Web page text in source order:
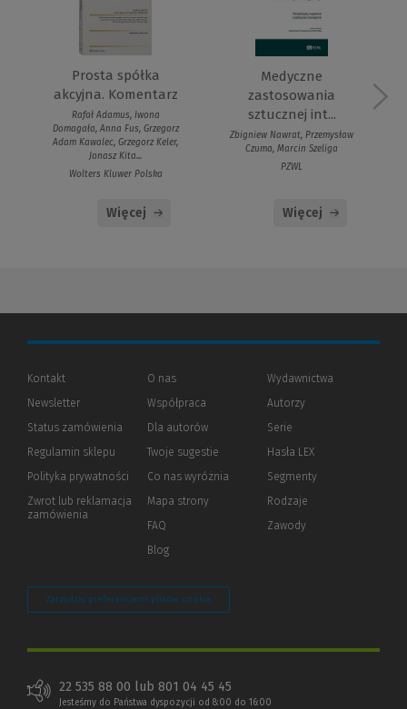
Prosta spółka
akcyjna. Komentarz
Rafał Adamus, Iwona
Domagała, Anna Fus, Grzegorz
Adam Kawalec, Grzegorz Keler,
Jonasz Kita...
Wolters Kluwer Polska
Więcej
Medyczne
zastosowania
sztucznej int...
Zbigniew Nawrat, Przemysław
Czuma, Marcin Szeliga
PZWL
Więcej
Kontakt
Newsletter
Status zamówienia
Regulamin sklepu
Polityka prywatności (Nowe
(Link
innej
Zwrot lub reklamacja
zamówienia
O nas
Współpraca
Dla autorów(Nowe
(Link
innej
strony)
Twoje sugestie
Co nas wyróżnia
Mapa strony
FAQ
Blog
Wydawnictwa
Autorzy
Serie
Hasła LEX
Segmenty
Rodzaje
Zawody
Zarządzaj preferencjami plików cookie
22 535 88 00 lub 801 04 45 45
Jesteśmy do Państwa dyspozycji od 8:00 do 16:00